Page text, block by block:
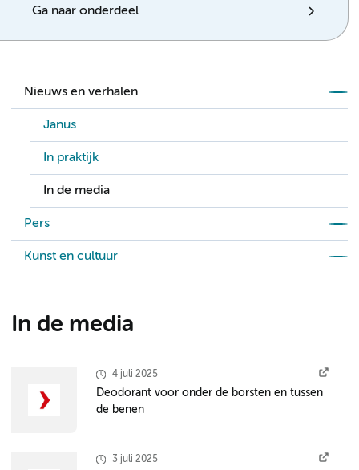
Ga naar onderdeel
Nieuws en verhalen
Janus
In praktijk
In de media
Pers
Kunst en cultuur
In de media
4 juli 2025
Deodorant voor onder de borsten en tussen
de benen
3 juli 2025